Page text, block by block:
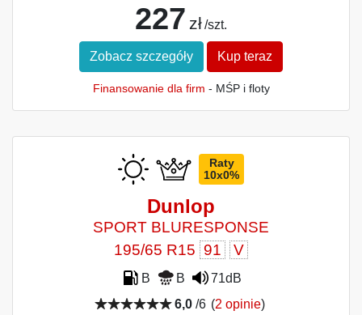
227 zł /szt.
Zobacz szczegóły Kup teraz
Finansowanie dla firm - MŚP i floty
Raty
10x0%
Dunlop
SPORT BLURESPONSE
195/65 R15 91 V
B B
71dB
6,0/6 (2 opinie)